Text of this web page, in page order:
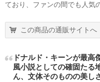
ており、ファンの間でも人気
この商品の通販サイトへ
ドナルド・キーンが最
風小説としての確固たる
ん、文体そのものの美し